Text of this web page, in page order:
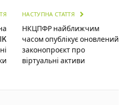
НАСТУПНА СТАТТЯ
НКЦПФР найближчим
часом опублікує оновлений
законопроєкт про
віртуальні активи